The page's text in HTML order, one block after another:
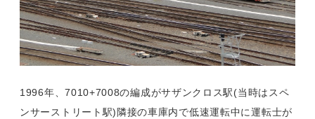
1996年、7010+7008の編成がサザンクロス駅(当時はスペ
ンサーストリート駅)隣接の車庫内で低速運転中に運転士が